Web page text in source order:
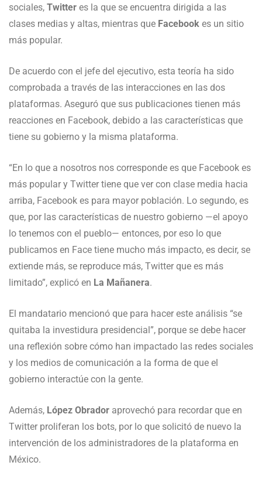
sociales, Twitter es la que se encuentra dirigida a las
clases medias y altas, mientras que Facebook es un sitio
más popular.
De acuerdo con el jefe del ejecutivo, esta teoría ha sido
comprobada a través de las interacciones en las dos
plataformas. Aseguró que sus publicaciones tienen más
reacciones en Facebook, debido a las características que
tiene su gobierno y la misma plataforma.
“En lo que a nosotros nos corresponde es que Facebook es
más popular y Twitter tiene que ver con clase media hacia
arriba, Facebook es para mayor población. Lo segundo, es
que, por las características de nuestro gobierno —el apoyo
lo tenemos con el pueblo— entonces, por eso lo que
publicamos en Face tiene mucho más impacto, es decir, se
extiende más, se reproduce más, Twitter que es más
limitado”, explicó en La Mañanera.
El mandatario mencionó que para hacer este análisis “se
quitaba la investidura presidencial”, porque se debe hacer
una reflexión sobre cómo han impactado las redes sociales
y los medios de comunicación a la forma de que el
gobierno interactúe con la gente.
Además, López Obrador aprovechó para recordar que en
Twitter proliferan los bots, por lo que solicitó de nuevo la
intervención de los administradores de la plataforma en
México.